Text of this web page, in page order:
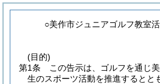
○美作市ジュニアゴルフ教室
(目的)
第1条
この告示は、ゴルフを通じ
生のスポーツ活動を推進するとと